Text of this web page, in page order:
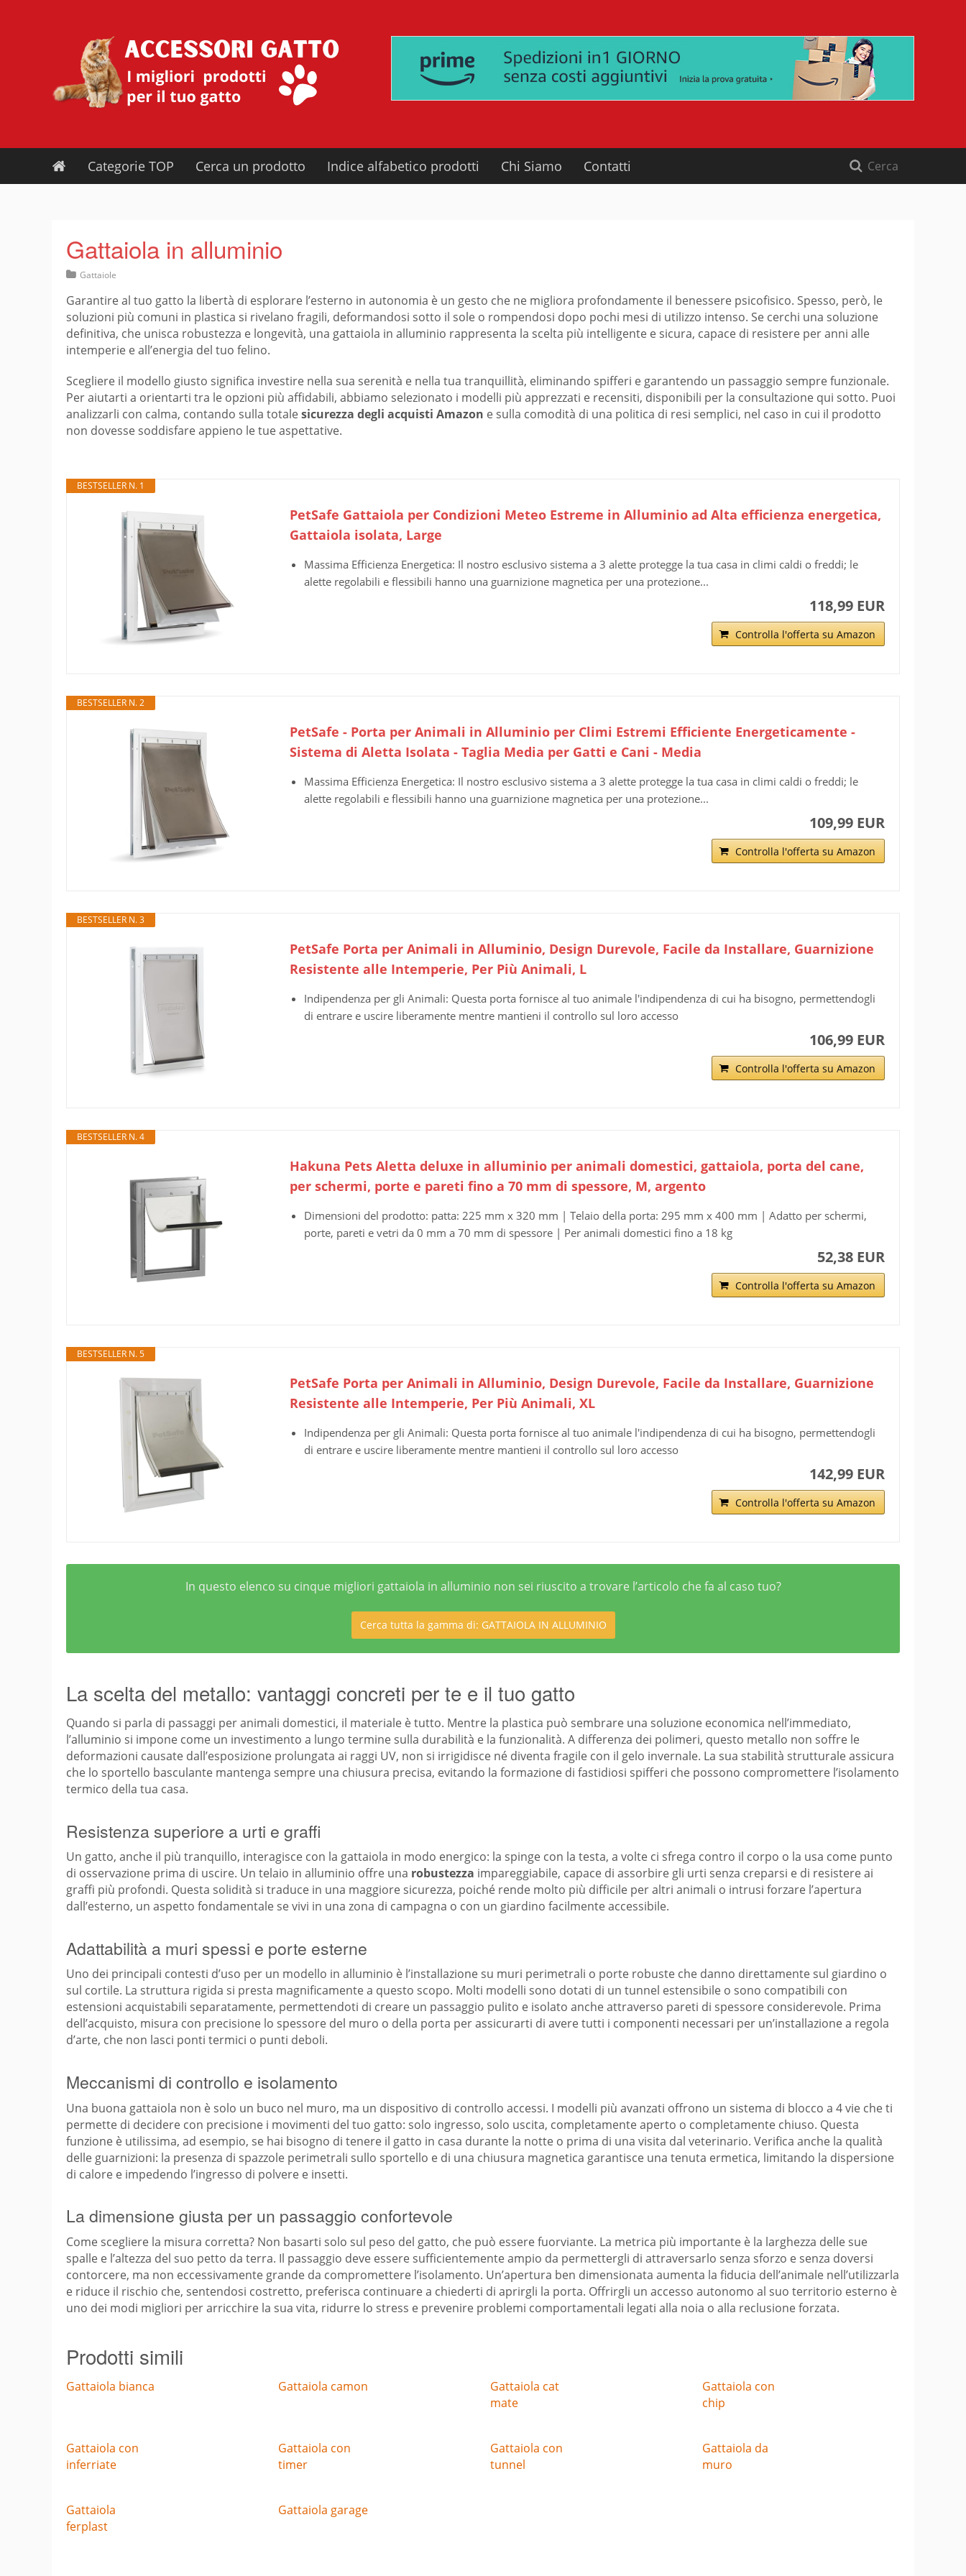
Categorie TOP Cerca un prodotto Indice alfabetico prodotti Chi Siamo Contatti
Gattaiola in alluminio
Gattaiole
Garantire al tuo gatto la libertà di esplorare l’esterno in autonomia è un gesto che ne migliora profondamente il benessere psicofisico. Spesso, però, le
soluzioni più comuni in plastica si rivelano fragili, deformandosi sotto il sole o rompendosi dopo pochi mesi di utilizzo intenso. Se cerchi una soluzione
definitiva, che unisca robustezza e longevità, una gattaiola in alluminio rappresenta la scelta più intelligente e sicura, capace di resistere per anni alle
intemperie e all’energia del tuo felino.
Scegliere il modello giusto significa investire nella sua serenità e nella tua tranquillità, eliminando spifferi e garantendo un passaggio sempre funzionale.
Per aiutarti a orientarti tra le opzioni più affidabili, abbiamo selezionato i modelli più apprezzati e recensiti, disponibili per la consultazione qui sotto. Puoi
analizzarli con calma, contando sulla totalesicurezza degli acquisti Amazon e sulla comodità di una politica di resi semplici, nel caso in cui il prodotto
non dovesse soddisfare appieno le tue aspettative.
BESTSELLER N. 1
PetSafe Gattaiola per Condizioni Meteo Estreme in Alluminio ad Alta efficienza energetica,
Gattaiola isolata, Large
Massima Efficienza Energetica: Il nostro esclusivo sistema a 3 alette protegge la tua casa in climi caldi o freddi; le
alette regolabili e flessibili hanno una guarnizione magnetica per una protezione...
118,99 EUR
Controlla l'offerta su Amazon
BESTSELLER N. 2
PetSafe - Porta per Animali in Alluminio per Climi Estremi Efficiente Energeticamente -
Sistema di Aletta Isolata - Taglia Media per Gatti e Cani - Media
Massima Efficienza Energetica: Il nostro esclusivo sistema a 3 alette protegge la tua casa in climi caldi o freddi; le
alette regolabili e flessibili hanno una guarnizione magnetica per una protezione...
109,99 EUR
Controlla l'offerta su Amazon
BESTSELLER N. 3
PetSafe Porta per Animali in Alluminio, Design Durevole, Facile da Installare, Guarnizione
Resistente alle Intemperie, Per Più Animali, L
Indipendenza per gli Animali: Questa porta fornisce al tuo animale l'indipendenza di cui ha bisogno, permettendogli
di entrare e uscire liberamente mentre mantieni il controllo sul loro accesso
106,99 EUR
Controlla l'offerta su Amazon
BESTSELLER N. 4
Hakuna Pets Aletta deluxe in alluminio per animali domestici, gattaiola, porta del cane,
per schermi, porte e pareti fino a 70 mm di spessore, M, argento
Dimensioni del prodotto: patta: 225 mm x 320 mm | Telaio della porta: 295 mm x 400 mm | Adatto per schermi,
porte, pareti e vetri da 0 mm a 70 mm di spessore | Per animali domestici fino a 18 kg
52,38 EUR
Controlla l'offerta su Amazon
BESTSELLER N. 5
PetSafe Porta per Animali in Alluminio, Design Durevole, Facile da Installare, Guarnizione
Resistente alle Intemperie, Per Più Animali, XL
Indipendenza per gli Animali: Questa porta fornisce al tuo animale l'indipendenza di cui ha bisogno, permettendogli
di entrare e uscire liberamente mentre mantieni il controllo sul loro accesso
142,99 EUR
Controlla l'offerta su Amazon
In questo elenco su cinque migliori gattaiola in alluminio non sei riuscito a trovare l’articolo che fa al caso tuo?
Cerca tutta la gamma di: GATTAIOLA IN ALLUMINIO
La scelta del metallo: vantaggi concreti per te e il tuo gatto
Quando si parla di passaggi per animali domestici, il materiale è tutto. Mentre la plastica può sembrare una soluzione economica nell’immediato,
l’alluminio si impone come un investimento a lungo termine sulla durabilità e la funzionalità. A differenza dei polimeri, questo metallo non soffre le
deformazioni causate dall’esposizione prolungata ai raggi UV, non si irrigidisce né diventa fragile con il gelo invernale. La sua stabilità strutturale assicura
che lo sportello basculante mantenga sempre una chiusura precisa, evitando la formazione di fastidiosi spifferi che possono compromettere l’isolamento
termico della tua casa.
Resistenza superiore a urti e graffi
Un gatto, anche il più tranquillo, interagisce con la gattaiola in modo energico: la spinge con la testa, a volte ci sfrega contro il corpo o la usa come punto
di osservazione prima di uscire. Un telaio in alluminio offre una robustezza impareggiabile, capace di assorbire gli urti senza creparsi e di resistere ai
graffi più profondi. Questa solidità si traduce in una maggiore sicurezza, poiché rende molto più difficile per altri animali o intrusi forzare l’apertura
dall’esterno, un aspetto fondamentale se vivi in una zona di campagna o con un giardino facilmente accessibile.
Adattabilità a muri spessi e porte esterne
Uno dei principali contesti d’uso per un modello in alluminio è l’installazione su muri perimetrali o porte robuste che danno direttamente sul giardino o
sul cortile. La struttura rigida si presta magnificamente a questo scopo. Molti modelli sono dotati di un tunnel estensibile o sono compatibili con
estensioni acquistabili separatamente, permettendoti di creare un passaggio pulito e isolato anche attraverso pareti di spessore considerevole. Prima
dell’acquisto, misura con precisione lo spessore del muro o della porta per assicurarti di avere tutti i componenti necessari per un’installazione a regola
d’arte, che non lasci ponti termici o punti deboli.
Meccanismi di controllo e isolamento
Una buona gattaiola non è solo un buco nel muro, ma un dispositivo di controllo accessi. I modelli più avanzati offrono un sistema di blocco a 4 vie che ti
permette di decidere con precisione i movimenti del tuo gatto: solo ingresso, solo uscita, completamente aperto o completamente chiuso. Questa
funzione è utilissima, ad esempio, se hai bisogno di tenere il gatto in casa durante la notte o prima di una visita dal veterinario. Verifica anche la qualità
delle guarnizioni: la presenza di spazzole perimetrali sullo sportello e di una chiusura magnetica garantisce una tenuta ermetica, limitando la dispersione
di calore e impedendo l’ingresso di polvere e insetti.
La dimensione giusta per un passaggio confortevole
Come scegliere la misura corretta? Non basarti solo sul peso del gatto, che può essere fuorviante. La metrica più importante è la larghezza delle sue
spalle e l’altezza del suo petto da terra. Il passaggio deve essere sufficientemente ampio da permettergli di attraversarlo senza sforzo e senza doversi
contorcere, ma non eccessivamente grande da compromettere l’isolamento. Un’apertura ben dimensionata aumenta la fiducia dell’animale nell’utilizzarla
e riduce il rischio che, sentendosi costretto, preferisca continuare a chiederti di aprirgli la porta. Offrirgli un accesso autonomo al suo territorio esterno è
uno dei modi migliori per arricchire la sua vita, ridurre lo stress e prevenire problemi comportamentali legati alla noia o alla reclusione forzata.
Prodotti simili
Gattaiola bianca Gattaiola camon
Gattaiola cat
mate
Gattaiola con
chip
Gattaiola con
inferriate
Gattaiola con
timer
Gattaiola con
tunnel
Gattaiola da
muro
Gattaiola
ferplast
Gattaiola garage